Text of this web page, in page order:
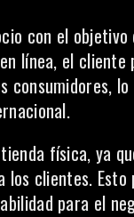
con el
línea, el cliente
consumidores, lo
física, ya
clientes.
para el